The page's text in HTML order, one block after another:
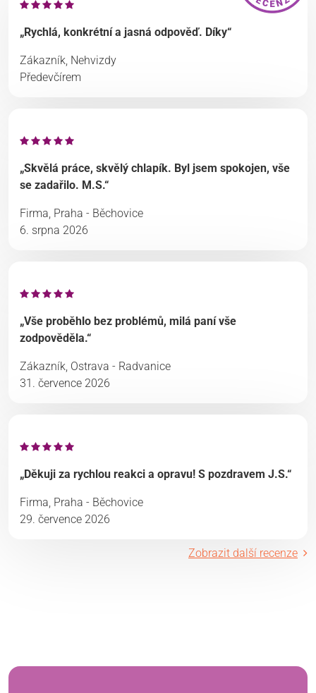
„Rychlá, konkrétní a jasná odpověď. Díky“
Zákazník, Nehvizdy
Předevčírem
„Skvělá práce, skvělý chlapík. Byl jsem spokojen, vše
se zadařilo. M.S.“
Firma, Praha - Běchovice
6. srpna 2026
„Vše proběhlo bez problémů, milá paní vše
zodpověděla.“
Zákazník, Ostrava - Radvanice
31. července 2026
„Děkuji za rychlou reakci a opravu! S pozdravem J.S.“
Firma, Praha - Běchovice
29. července 2026
Zobrazit další recenze